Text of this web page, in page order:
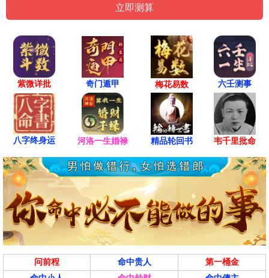
紫微详批 奇门遁甲 梅花易数 六壬测事
八字终身运 河洛一生婚禄 精品轮回书 韦千里批命
问前程 命中贵人
第一桶金